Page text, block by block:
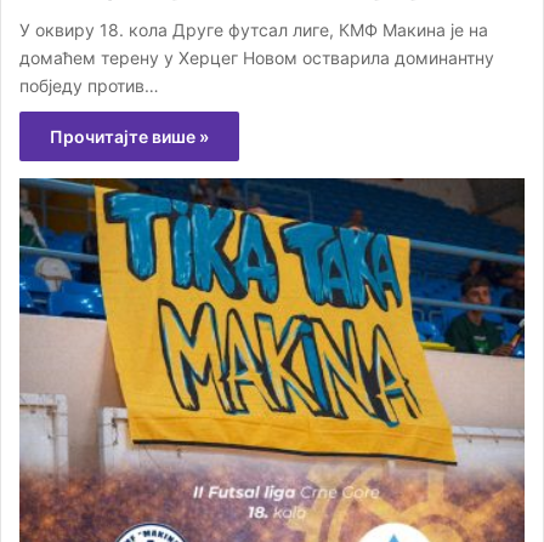
У оквиру 18. кола Друге футсал лиге, КМФ Макина је на
домаћем терену у Херцег Новом остварила доминантну
побједу против…
Прочитајте више »